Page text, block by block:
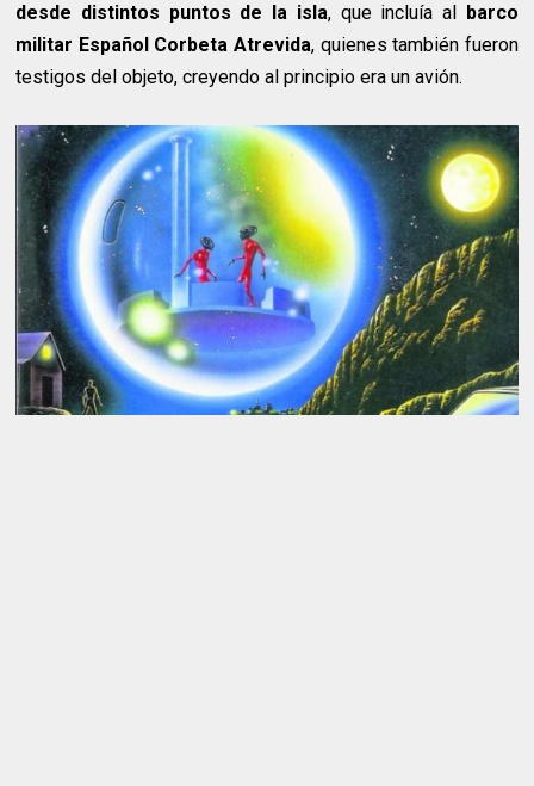
desde distintos puntos de la isla, que incluía al barco
militar Español Corbeta Atrevida, quienes también fueron
testigos del objeto, creyendo al principio era un avión.